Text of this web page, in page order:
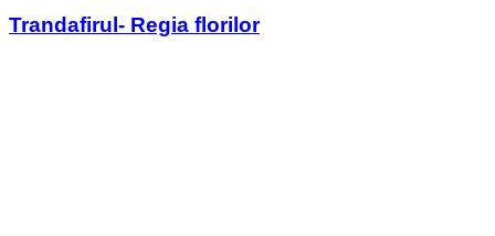
Trandafirul- Regia florilor